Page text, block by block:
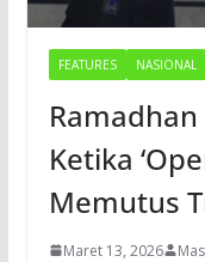
FEATURES NASIONAL
Ketika
Memutus
Maret 13, 2026